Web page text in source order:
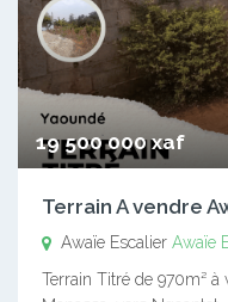
19 500 000 xaf
Terrain A vendre
Awaïe Escalier Awaïe
Terrain Titré de 970m² à